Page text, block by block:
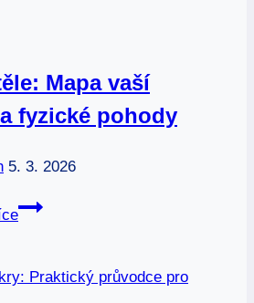
Mapa vaší
fyzické pohody
5. 3. 2026
Čakry
Mapa